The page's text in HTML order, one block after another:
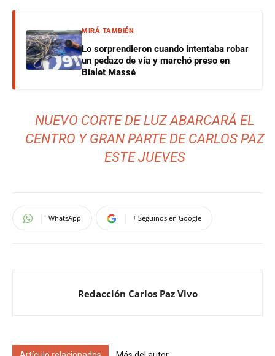
MIRÁ TAMBIÉN
Lo sorprendieron cuando intentaba robar
un pedazo de vía y marchó preso en
Bialet Massé
NUEVO CORTE DE LUZ ABARCARÁ EL
CENTRO Y GRAN PARTE DE CARLOS PAZ
ESTE JUEVES
WhatsApp + Seguinos en Google
Redacción Carlos Paz Vivo